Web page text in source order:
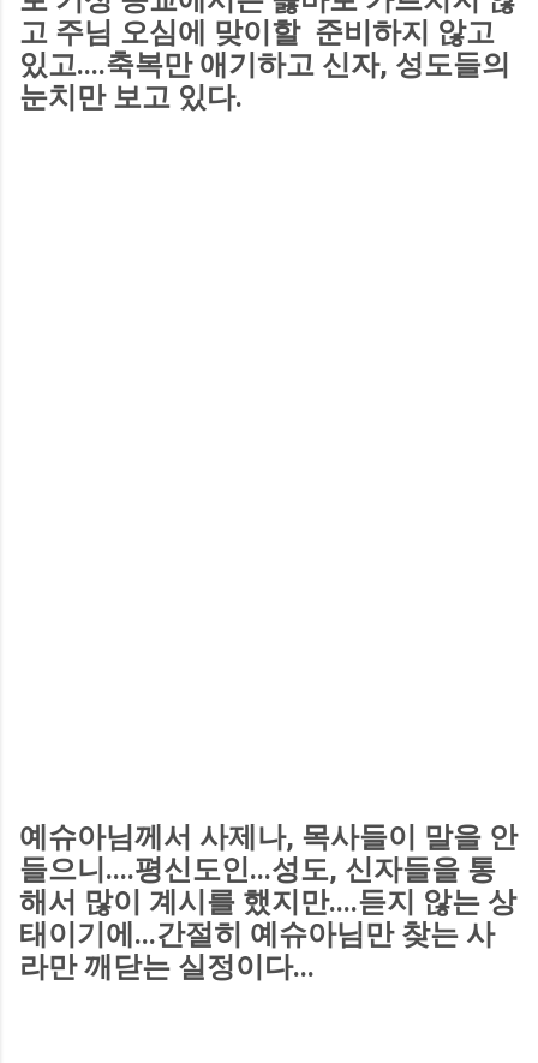
고 주님 오심에 맞이할 준비하지 않고
있고....축복만 애기하고 신자, 성도들의
눈치만 보고 있다.
예슈아님께서 사제나, 목사들이 말을 안
들으니....평신도인...성도, 신자들을 통
해서 많이 계시를 했지만....듣지 않는 상
태이기에...간절히 예슈아님만 찾는 사
라만 깨닫는 실정이다...